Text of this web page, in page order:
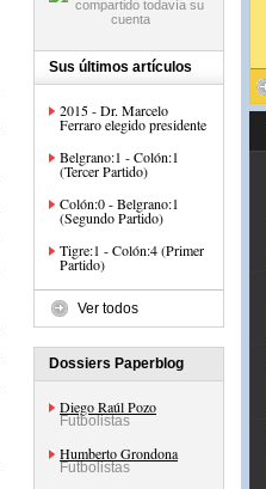
Sus últimos artículos
2015 - Dr. Marcelo
Ferraro elegido presidente
Belgrano:1 - Colón:1
(Tercer Partido)
Colón:0 - Belgrano:1
(Segundo Partido)
Tigre:1 - Colón:4 (Primer
Partido)
Ver todos
Dossiers Paperblog
Diego Raúl Pozo
Futbolistas
Humberto Grondona
Futbolistas